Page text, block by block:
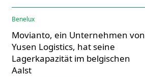
Benelux
Movianto, ein Unternehmen von
Yusen Logistics, hat seine
Lagerkapazität im belgischen
Aalst